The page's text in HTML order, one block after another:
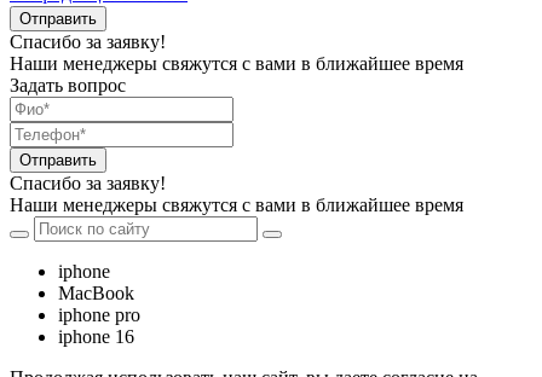
Отправить
Спасибо за заявку!
Наши менеджеры свяжутся с вами в ближайшее время
Задать вопрос
Отправить
Спасибо за заявку!
Наши менеджеры свяжутся с вами в ближайшее время
iphone
MacBook
iphone pro
iphone 16